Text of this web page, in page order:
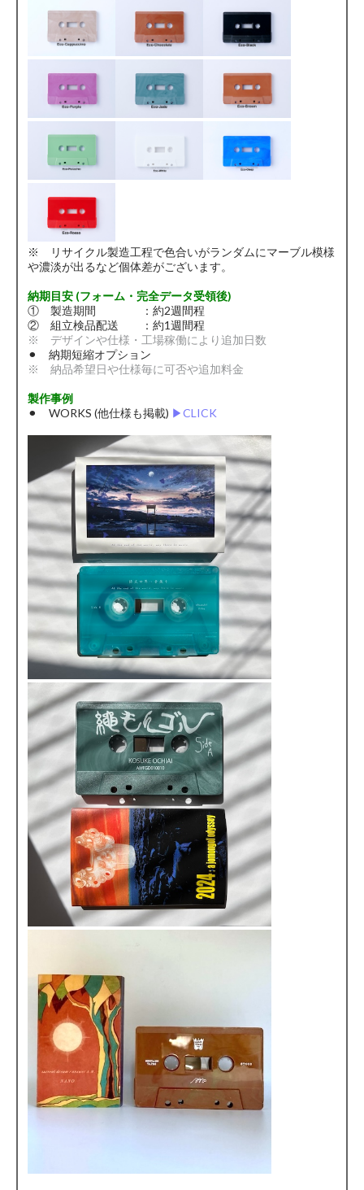
※ リサイクル製造工程で色合いがランダムにマーブル模様
や濃淡が出るなど個体差がございます。
納期目安 (フォーム・完全データ受領後)
① 製造期間 ：約2週間程
② 組立検品配送 ：約1週間程
※ デザインや仕様・工場稼働により追加日数
⚫︎ 納期短縮オプション
※ 納品希望日や仕様毎に可否や追加料金
製作事例
⚫︎ WORKS (他仕様も掲載) ▶︎CLICK